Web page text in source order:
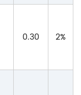
0.30 2%